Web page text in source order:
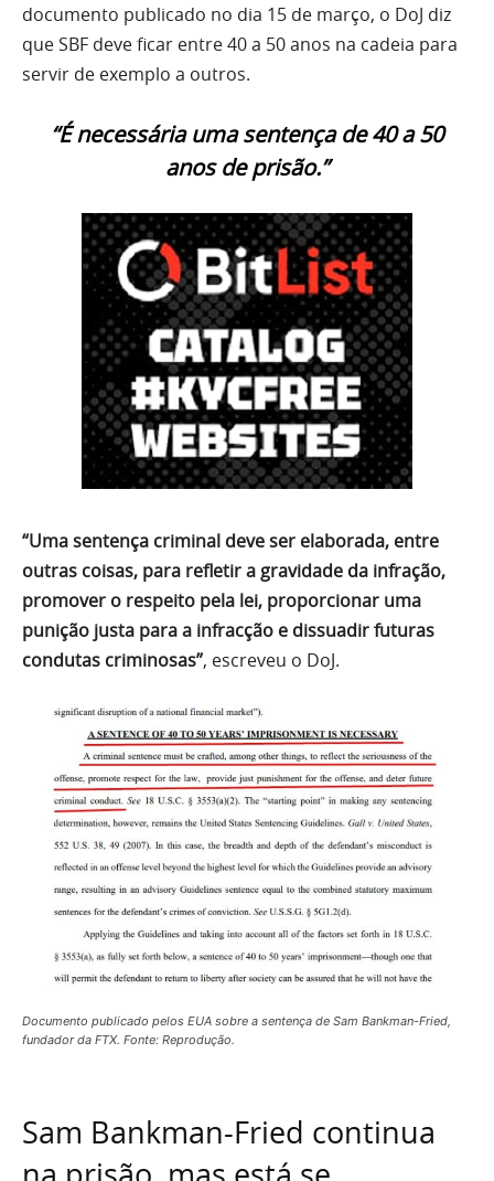
documento publicado no dia 15 de março, o DoJ diz
que SBF deve ficar entre 40 a 50 anos na cadeia para
servir de exemplo a outros.
“É necessária uma sentença de 40 a 50
anos de prisão.”
“Uma sentença criminal deve ser elaborada, entre
outras coisas, para refletir a gravidade da infração,
promover o respeito pela lei, proporcionar uma
punição justa para a infracção e dissuadir futuras
condutas criminosas”, escreveu o DoJ.
Documento publicado pelos EUA sobre a sentença de Sam Bankman-Fried,
fundador da FTX. Fonte: Reprodução.
Sam Bankman-Fried continua